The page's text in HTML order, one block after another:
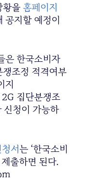
황을홈페이지
지할 예정이
은 한국소비자
조정 적격여부
지
집단분쟁조
신청이 가능하
서는 ‘한국소비
출하면 된다.